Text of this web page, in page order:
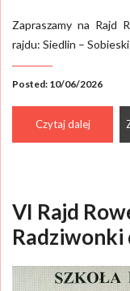
Zapraszamy na Rajd
rajdu: Siedlin –
Posted: 10/06/2026
Czytaj dalej
VI Rajd
Radziwonki